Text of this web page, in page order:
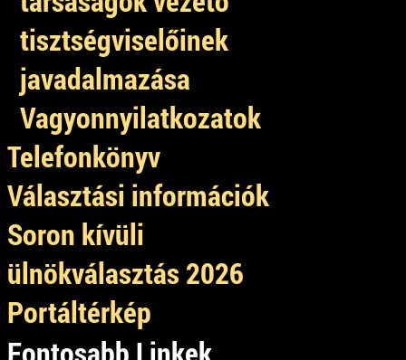
tisztségviselőinek
javadalmazása
Vagyonnyilatkozatok
Telefonkönyv
Választási információk
Soron kívüli
ülnökválasztás 2026
Portáltérkép